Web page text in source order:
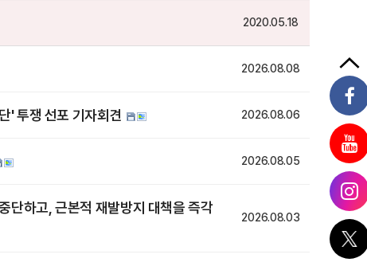
2020.05.18
2026.08.08
' 투쟁 선포 기자회견 2026.08.06
2026.08.05
단하고, 근본적 재발방지 대책을 즉각
2026.08.03